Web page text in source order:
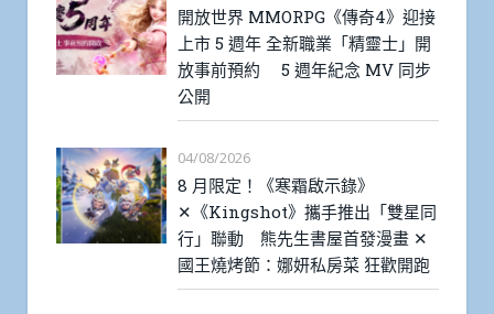
開放世界 MMORPG《傳奇4》迎接
上市 5 週年 全新職業「精靈士」開
放事前預約 5 週年紀念 MV 同步
公開
04/08/2026
8 月限定！《寒霜啟示錄》
✕《Kingshot》攜手推出「雙星同
行」聯動 熊先生書屋首發漫畫 ✕
國王燒烤節：娜妍私房菜 狂歡開跑